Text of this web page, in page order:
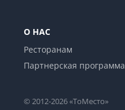
О НАС
Ресторанам
Партнерская программа
© 2012-2026 «ТоМесто»